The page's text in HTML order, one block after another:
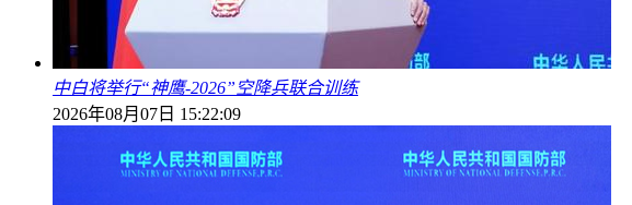
中白将举行“神鹰-2026”空降兵联合训练
2026年08月07日 15:22:09